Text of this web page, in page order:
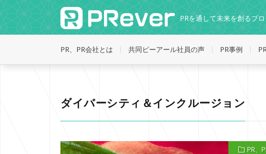
PRを通して未来を創るブ
PR、PR会社とは 共同ピーアール社員の声 PR事例
HOME ダイバーシティ＆インクルージョン
ダイバーシティ＆インクルージョン
PR、